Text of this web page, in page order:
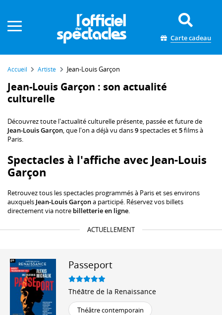
Carte cadeau
Accueil Artiste Jean-Louis Garçon
Jean-Louis Garçon : son actualité
culturelle
Découvrez toute l'actualité culturelle présente, passée et future de
Jean-Louis Garçon, que l'on a déjà vu dans9spectacles et5films à
Paris.
Spectacles à l'affiche avec Jean-Louis
Garçon
Retrouvez tous les spectacles programmés à Paris et ses environs
auxquels Jean-Louis Garçona participé. Réservez vos billets
directement via notre billetterie en ligne.
ACTUELLEMENT
Passeport
Théâtre de la Renaissance
Théâtre contemporain